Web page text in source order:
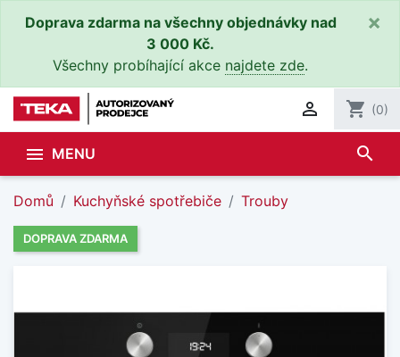
Doprava zdarma na všechny objednávky nad
3 000 Kč.
Všechny probíhající akce najdete zde.
×
 shopping_cart (0)
 MENU search
Domů Kuchyňské spotřebiče Trouby
DOPRAVA ZDARMA